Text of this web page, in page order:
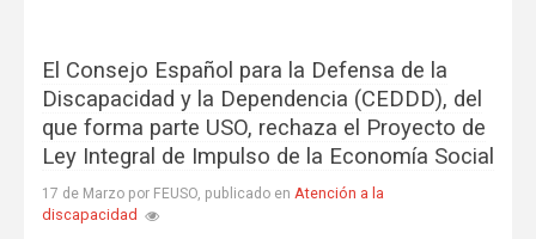
El Consejo Español para la Defensa de la
Discapacidad y la Dependencia (CEDDD), del
que forma parte USO, rechaza el Proyecto de
Ley Integral de Impulso de la Economía Social
17 de Marzo por FEUSO, publicado en Atención a la
discapacidad